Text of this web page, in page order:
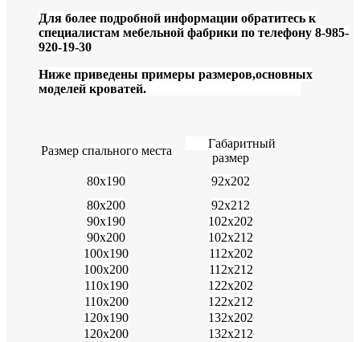
Для более подробной информации обратитесь к
специалистам мебельной фабрики по телефону 8-985-
920-19-30
Ниже приведены примеры размеров,основных
моделей кроватей.
Размер спального места
Габаритный
размер
80х190
92х202
80х200
92х212
90х190
102х202
90х200
102х212
100х190
112х202
100х200
112х212
110х190
122х202
110х200
122х212
120х190
132х202
120х200
132х212